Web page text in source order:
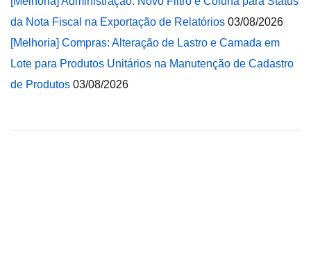
da Nota Fiscal na Exportação de Relatórios 03/08/2026
[Melhoria] Compras: Alteração de Lastro e Camada em
Lote para Produtos Unitários na Manutenção de Cadastro
de Produtos 03/08/2026